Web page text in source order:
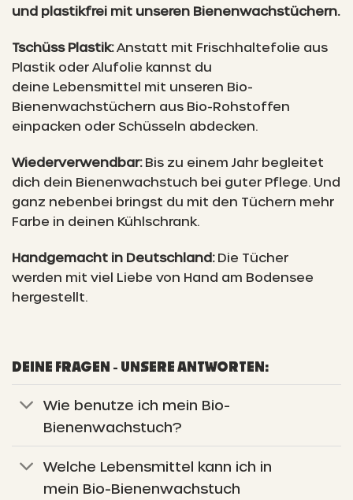
und plastikfrei mit unseren Bienenwachstüchern.
Tschüss Plastik:Anstatt mit Frischhaltefolie aus
Plastik oder Alufolie kannst du
deine Lebensmittel mit unseren Bio-
Bienenwachstüchern aus Bio-Rohstoffen
einpacken oder Schüsseln abdecken.
Wiederverwendbar:Bis zu einem Jahr begleitet
dich dein Bienenwachstuch bei guter Pflege. Und
ganz nebenbei bringst du mit den Tüchern mehr
Farbe in deinen Kühlschrank.
Handgemacht in Deutschland: Die Tücher
werden mit viel Liebe von Hand am Bodensee
hergestellt.
DEINE FRAGEN - UNSERE ANTWORTEN:
Wie benutze ich mein Bio-
Bienenwachstuch?
Welche Lebensmittel kann ich in
mein Bio-Bienenwachstuch